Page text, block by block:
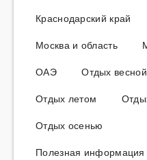
Краснодарский край
Москва и область
ОАЭ
Отдых весной
Отдых летом
Отдых осенью
Полезная информация